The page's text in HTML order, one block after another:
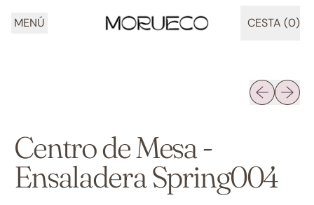
MENÚ CESTA (0)
ARTÍCULOS
Diapositiva
Centro de Mesa -
Ensaladera Spring004